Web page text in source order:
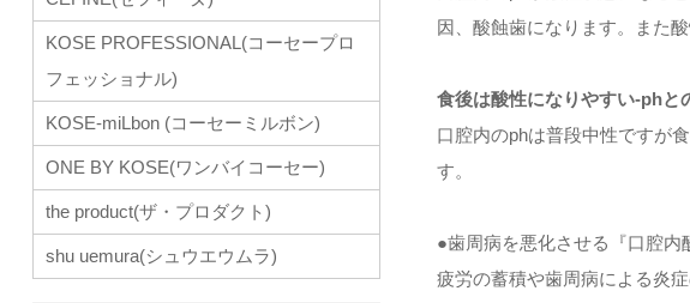
因、酸蝕歯になります。また
食後は酸性になりやすい‐phと
口腔内のphは普段中性ですが
す。
●歯周病を悪化させる『口腔内
疲労の蓄積や歯周病による炎
KOSE PROFESSIONAL(コーセープロ
フェッショナル)
KOSE-miLbon (コーセーミルボン)
ONE BY KOSE(ワンバイコーセー)
the product(ザ・プロダクト)
shu uemura(シュウエウムラ)